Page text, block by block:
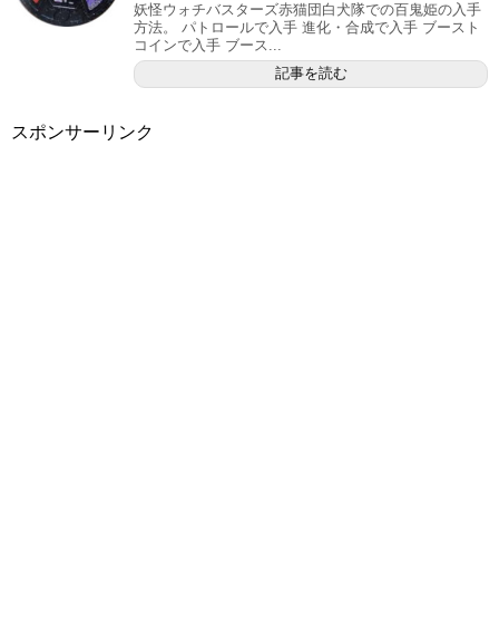
妖怪ウォチバスターズ赤猫団白犬隊での百鬼姫の入手
方法。 パトロールで入手 進化・合成で入手 ブースト
コインで入手 ブース...
記事を読む
スポンサーリンク